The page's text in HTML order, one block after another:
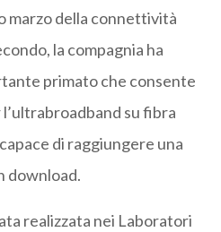
marzo della connettività
la compagnia ha
primato che consente
su fibra
di raggiungere una
download.
realizzata nei Laboratori